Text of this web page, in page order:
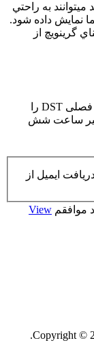
به راحتي
نمايش داده شود.
گرينويچ از
همچنین می توانید گزینه مربوط به تغییر ساعت فصلی DST را
ساعت شش
ايميل از
موافقم View
Copyright ©